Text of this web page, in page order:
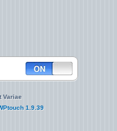
Variae
1.9.39